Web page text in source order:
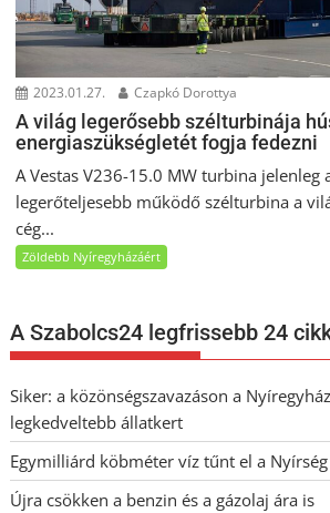
2023.01.27. Czapkó Dorottya
A világ legerősebb szélturbinája
energiaszükségletét fogja fedezni
A Vestas V236-15.0 MW turbina jelenleg
legerőteljesebb működő szélturbina a
cég...
Zöldebb Nyíregyházáért
A Szabolcs24 legfrissebb 24
Siker: a közönségszavazáson a
legkedveltebb állatkert
Egymilliárd köbméter víz tűnt el a
Újra csökken a benzin és a gázolaj ára is